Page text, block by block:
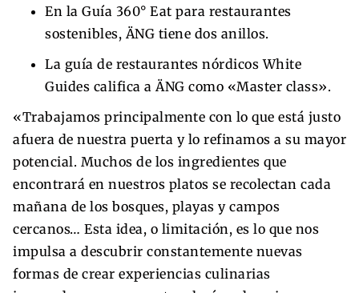
En la Guía 360° Eat para restaurantes
sostenibles, ÄNG tiene dos anillos.
La guía de restaurantes nórdicos White
Guides califica a ÄNG como «Master class».
«Trabajamos principalmente con lo que está justo
afuera de nuestra puerta y lo refinamos a su mayor
potencial. Muchos de los ingredientes que
encontrará en nuestros platos se recolectan cada
mañana de los bosques, playas y campos
cercanos… Esta idea, o limitación, es lo que nos
impulsa a descubrir constantemente nuevas
formas de crear experiencias culinarias